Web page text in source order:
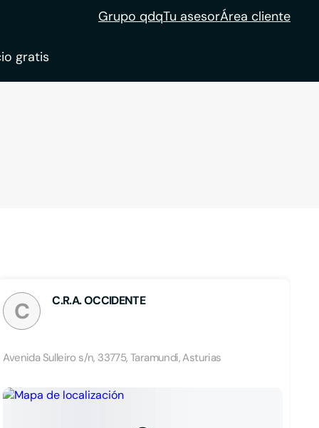
Grupo qdqTu asesorÁrea cliente
gratis
C C.R.A. OCCIDENTE
Avenida Sulleiro s/n, 33775, Taramundi, Asturias